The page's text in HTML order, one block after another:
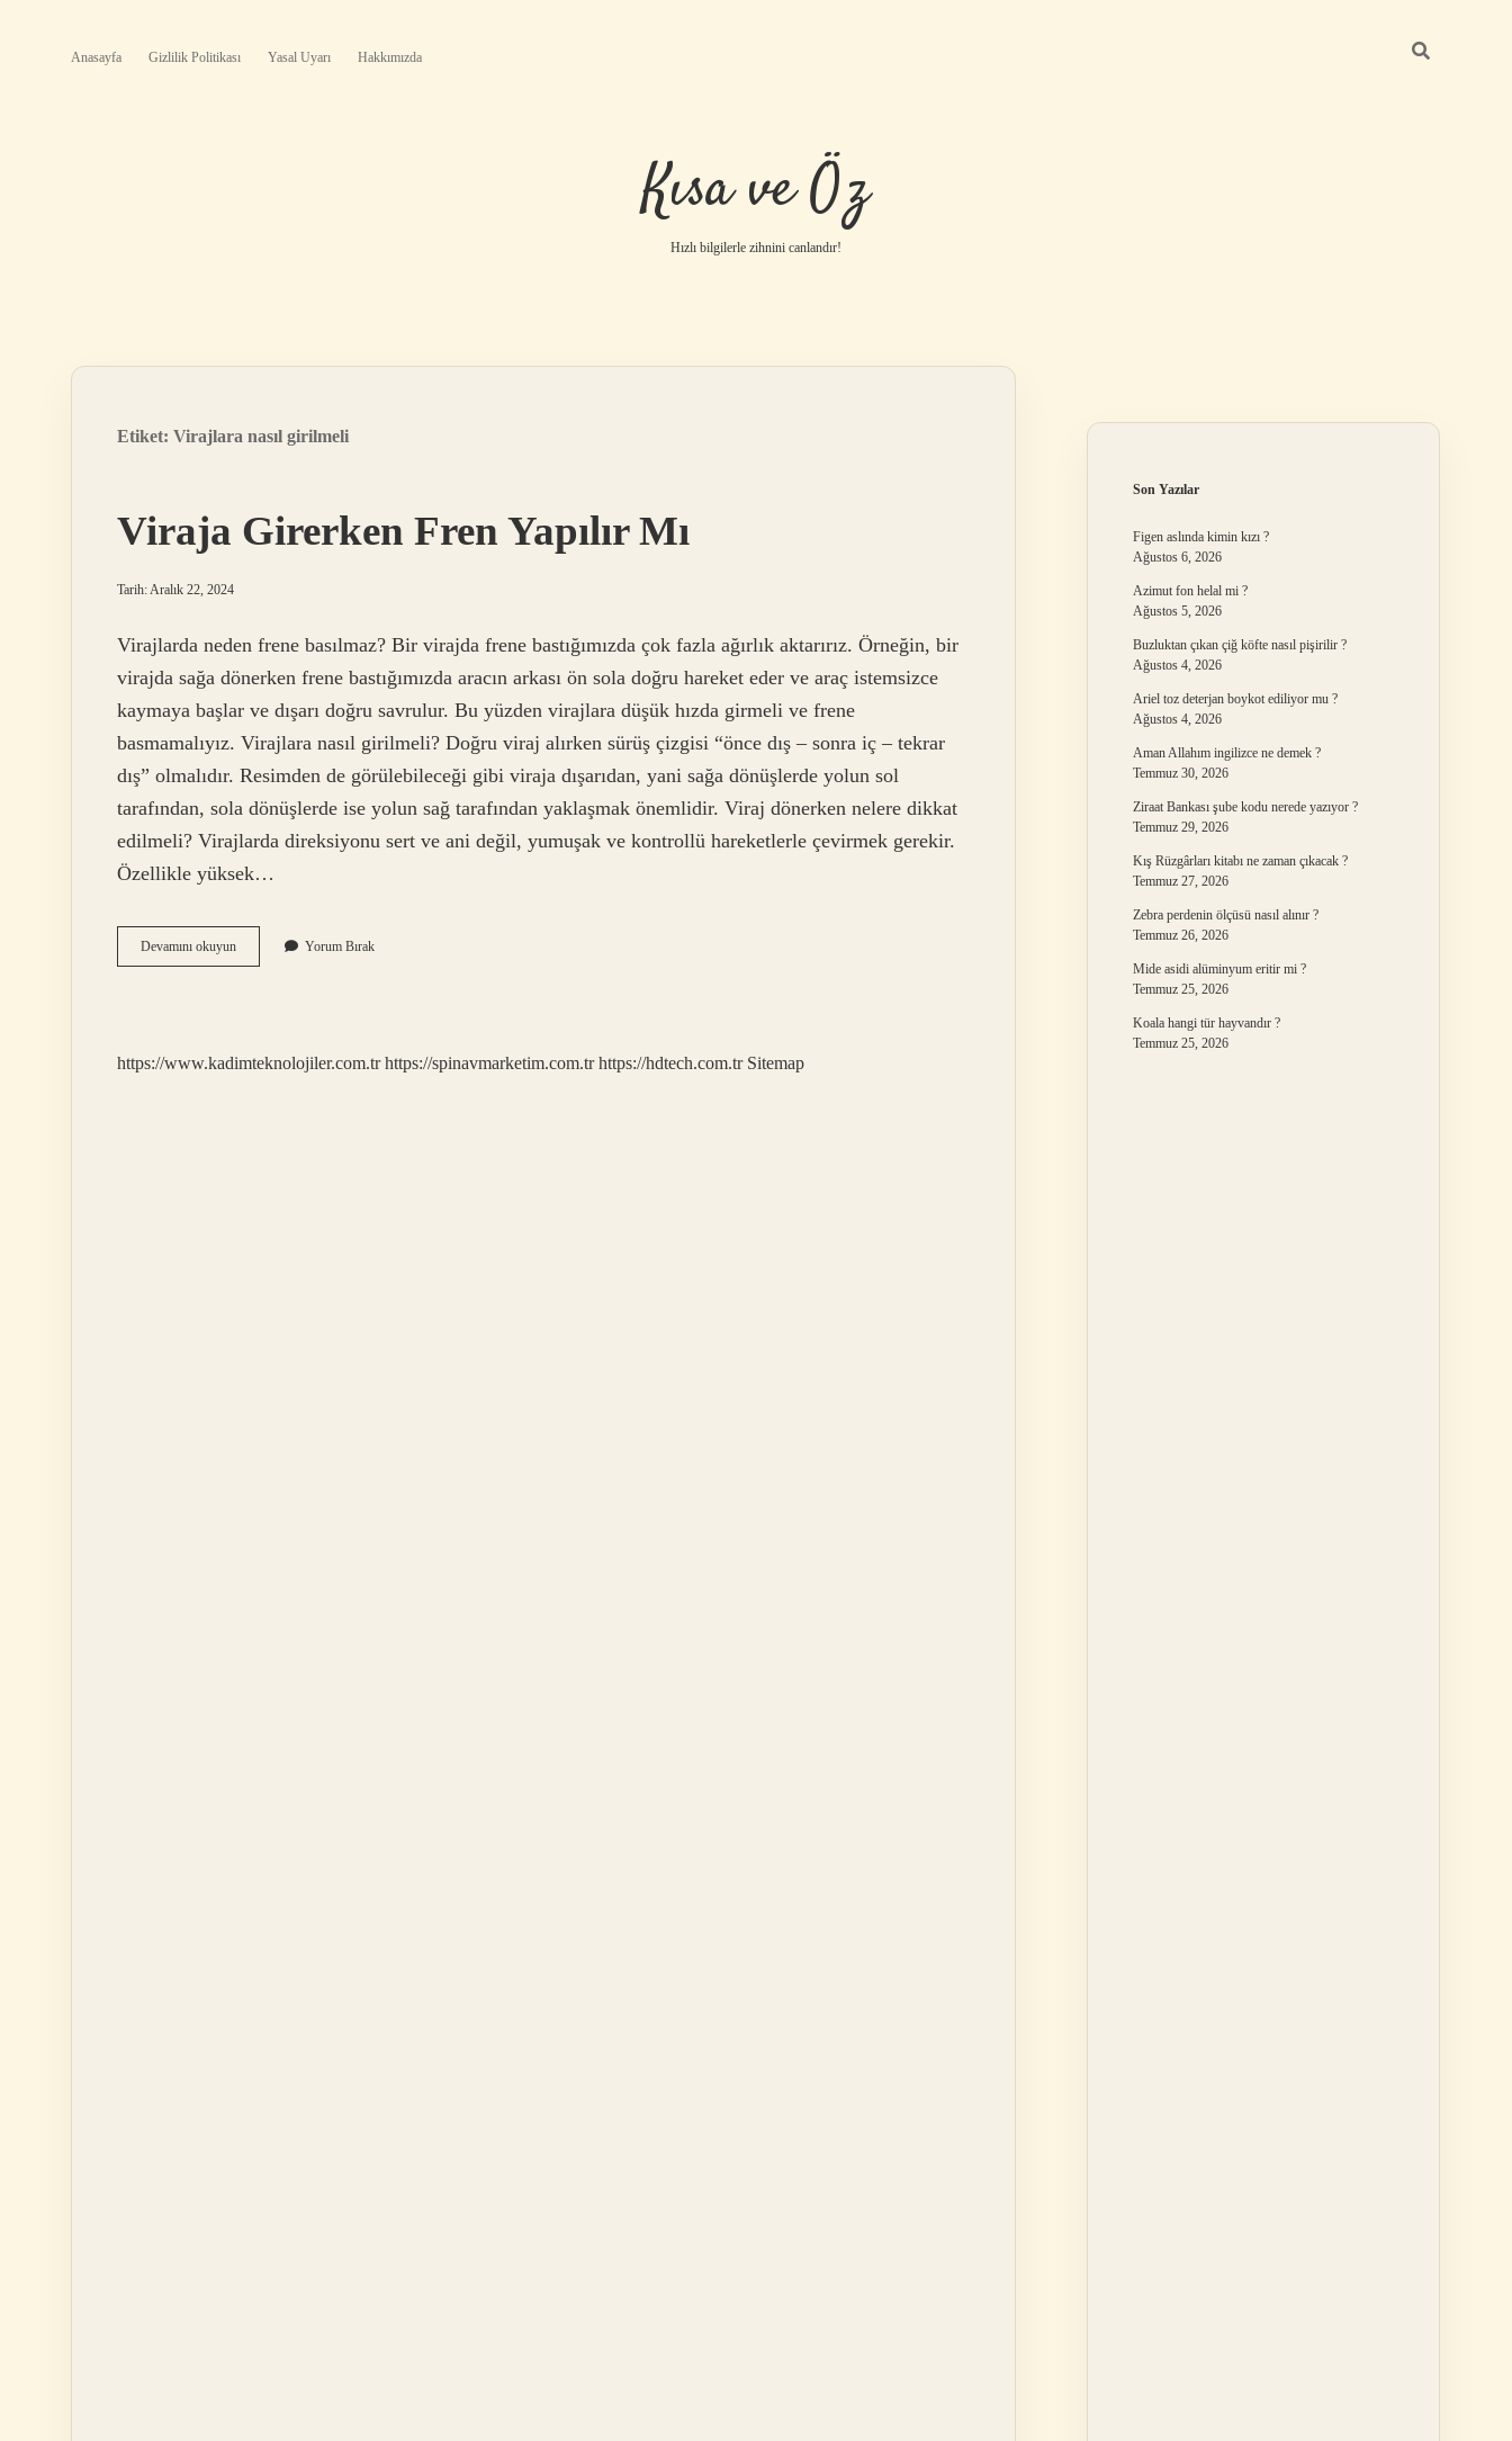
Anasayfa Gizlilik Politikası Yasal Uyarı Hakkımızda
Kısa ve Öz
Hızlı bilgilerle zihnini canlandır!
Etiket: Virajlara nasıl girilmeli
Viraja Girerken Fren Yapılır Mı
Tarih: Aralık 22, 2024
Virajlarda neden frene basılmaz? Bir virajda frene bastığımızda çok fazla ağırlık aktarırız. Örneğin, bir
virajda sağa dönerken frene bastığımızda aracın arkası ön sola doğru hareket eder ve araç istemsizce
kaymaya başlar ve dışarı doğru savrulur. Bu yüzden virajlara düşük hızda girmeli ve frene
basmamalıyız. Virajlara nasıl girilmeli? Doğru viraj alırken sürüş çizgisi “önce dış – sonra iç – tekrar
dış” olmalıdır. Resimden de görülebileceği gibi viraja dışarıdan, yani sağa dönüşlerde yolun sol
tarafından, sola dönüşlerde ise yolun sağ tarafından yaklaşmak önemlidir. Viraj dönerken nelere dikkat
edilmeli? Virajlarda direksiyonu sert ve ani değil, yumuşak ve kontrollü hareketlerle çevirmek gerekir.
Özellikle yüksek…
Devamını okuyunViraja
Girerken
Yorum Bırak
https://www.kadimteknolojiler.com.tr https://spinavmarketim.com.tr https://hdtech.com.tr Sitemap
Son Yazılar
Figen aslında kimin kızı ?
Ağustos 6, 2026
Azimut fon helal mi ?
Ağustos 5, 2026
Buzluktan çıkan çiğ köfte nasıl pişirilir ?
Ağustos 4, 2026
Ariel toz deterjan boykot ediliyor mu ?
Ağustos 4, 2026
Aman Allahım ingilizce ne demek ?
Temmuz 30, 2026
Ziraat Bankası şube kodu nerede yazıyor ?
Temmuz 29, 2026
Kış Rüzgârları kitabı ne zaman çıkacak ?
Temmuz 27, 2026
Zebra perdenin ölçüsü nasıl alınır ?
Temmuz 26, 2026
Mide asidi alüminyum eritir mi ?
Temmuz 25, 2026
Koala hangi tür hayvandır ?
Temmuz 25, 2026